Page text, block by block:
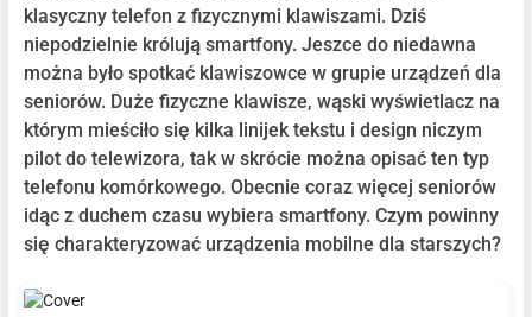
klasyczny telefon z fizycznymi klawiszami. Dziś
niepodzielnie królują smartfony. Jeszce do niedawna
można było spotkać klawiszowce w grupie urządzeń dla
seniorów. Duże fizyczne klawisze, wąski wyświetlacz na
którym mieściło się kilka linijek tekstu i design niczym
pilot do telewizora, tak w skrócie można opisać ten typ
telefonu komórkowego. Obecnie coraz więcej seniorów
idąc z duchem czasu wybiera smartfony. Czym powinny
się charakteryzować urządzenia mobilne dla starszych?